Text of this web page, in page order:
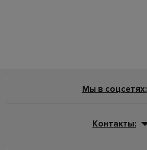
Мы в соцсетях:
Контакты: